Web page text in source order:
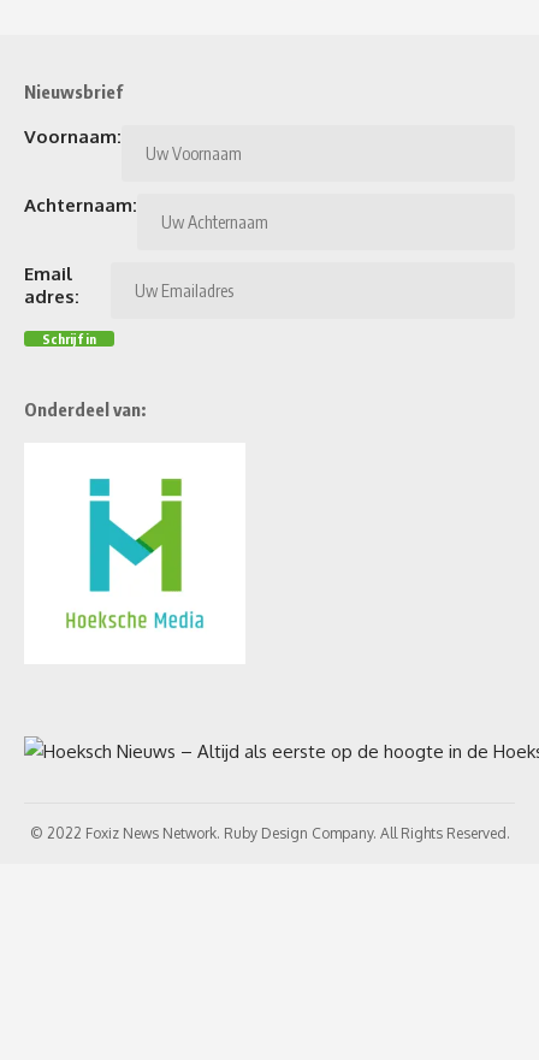
Nieuwsbrief
Voornaam:
Achternaam:
Email
adres:
Onderdeel van:
© 2022 Foxiz News Network. Ruby Design Company. All Rights Reserved.